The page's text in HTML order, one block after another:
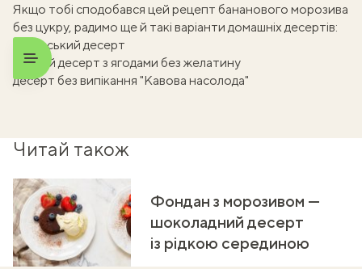
Якщо тобі сподобався цей рецепт бананового морозива
без цукру, радимо ще й такі варіанти домашніх десертів:
баварський десерт
сирний десерт з ягодами без желатину
десерт без випікання "Кавова насолода"
Читай також
Фондан з морозивом —
шоколадний десерт
із рідкою серединою